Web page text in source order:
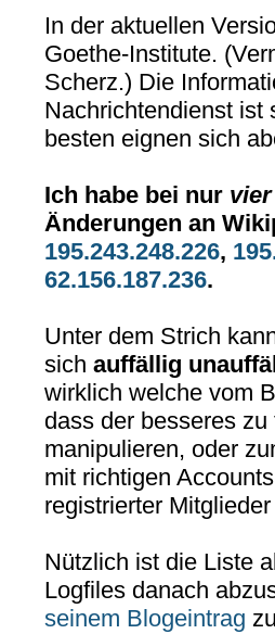
In der aktuellen
Goethe-Institute.
Scherz.) Die
Nachrichtendienst ist
besten eignen sich
Ich habe bei nur
Änderungen an
195.243.248.226,
62.156.187.236.
Unter dem Strich
sich auffällig
wirklich welche vom
dass der besseres
manipulieren, oder
mit richtigen
registrierter
Nützlich ist die Liste
Logfiles danach
seinem Blogeintrag